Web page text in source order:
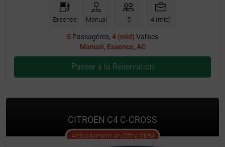
Essence Manual 5 4 (mid)
5 Passagères, 4 (mid) Valises
Manual , Essence, AC
Passer à la Réservation
CITROEN C4 C-CROSS
Actuellement en Offre 20%!offer